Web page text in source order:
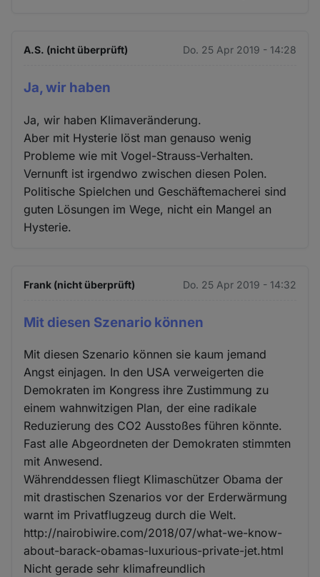
A.S. (nicht überprüft) Do. 25 Apr 2019 - 14:28
Ja, wir haben
Ja, wir haben Klimaveränderung.
Aber mit Hysterie löst man genauso wenig
Probleme wie mit Vogel-Strauss-Verhalten.
Vernunft ist irgendwo zwischen diesen Polen.
Politische Spielchen und Geschäftemacherei sind
guten Lösungen im Wege, nicht ein Mangel an
Hysterie.
Frank (nicht überprüft) Do. 25 Apr 2019 - 14:32
Mit diesen Szenario können
Mit diesen Szenario können sie kaum jemand
Angst einjagen. In den USA verweigerten die
Demokraten im Kongress ihre Zustimmung zu
einem wahnwitzigen Plan, der eine radikale
Reduzierung des CO2 Ausstoßes führen könnte.
Fast alle Abgeordneten der Demokraten stimmten
mit Anwesend.
Währenddessen fliegt Klimaschützer Obama der
mit drastischen Szenarios vor der Erderwärmung
warnt im Privatflugzeug durch die Welt.
http://nairobiwire.com/2018/07/what-we-know-
about-barack-obamas-luxurious-private-jet.html
Nicht gerade sehr klimafreundlich